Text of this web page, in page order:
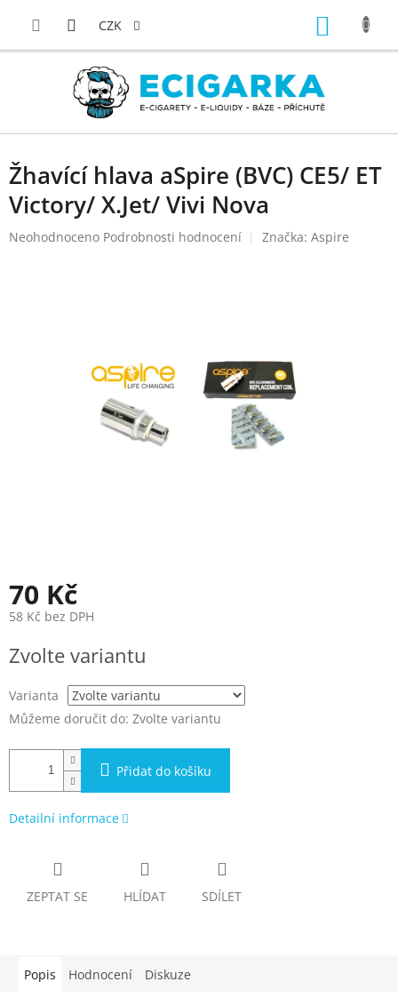
CZK
Žhavící hlava aSpire (BVC) CE5/ ET
Victory/ X.Jet/ Vivi Nova
Průměrné
Neohodnoceno Podrobnosti hodnocení Značka: Aspire
70 Kč
58 Kč bez DPH
cena:
Zvolte variantu
Varianta
Můžeme doručit do: Zvolte variantu
Přidat do košíku
Detailní informace
ZEPTAT SE HLÍDAT SDÍLET
Popis Hodnocení Diskuze